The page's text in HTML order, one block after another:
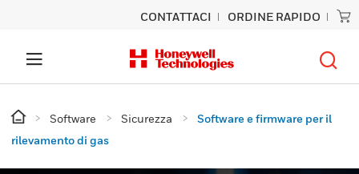
CONTATTACI ORDINE RAPIDO
Software Sicurezza
Software e firmware per il
rilevamento di gas